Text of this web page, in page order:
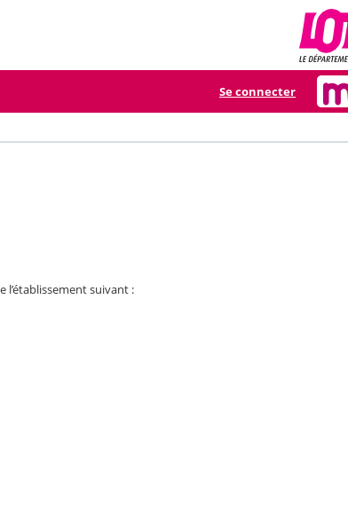
Se connecter
l’établissement suivant :